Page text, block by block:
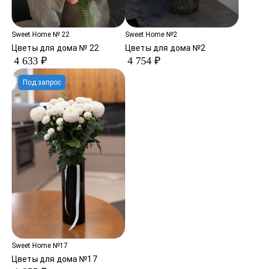
Sweet Home № 22
Цветы для дома № 22
4 633 ₽
Sweet Home №2
Цветы для дома №2
4 754 ₽
Под запрос
Sweet Home №17
Цветы для дома №17